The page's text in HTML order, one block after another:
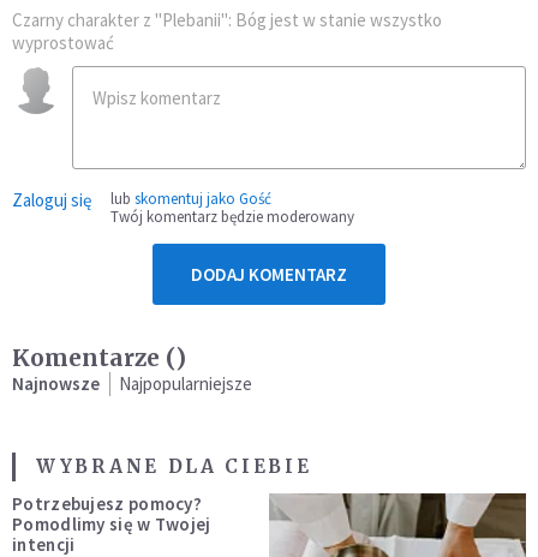
Czarny charakter z "Plebanii": Bóg jest w stanie wszystko
wyprostować
Zaloguj się lub skomentuj jako Gość
Twój komentarz będzie moderowany
DODAJ KOMENTARZ
Komentarze ()
Najnowsze Najpopularniejsze
WYBRANE DLA CIEBIE
Potrzebujesz pomocy?
Pomodlimy się w Twojej
intencji